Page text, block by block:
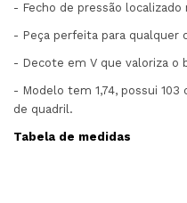
- Fecho de pressão localizado
- Peça perfeita para qualquer
- Decote em V que valoriza o
- Modelo tem 1,74, possui
de quadril.
Tabela de medidas